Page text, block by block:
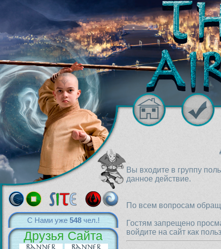
С Нами уже 548чел.!
Друзья Сайта
Вы входите в группу
данное действие.
По всем вопросам
Гостям запрещено
войдите на сайт как